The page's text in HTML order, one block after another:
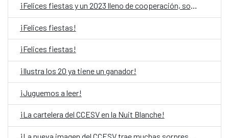
¡Felices fiestas y un 2023 lleno de cooperación, solidaridad y cultura!
¡Felices fiestas!
¡Felices fiestas!
¡Ilustra los 20 ya tiene un ganador!
¡Juguemos a leer!
¡La cartelera del CCESV en la Nuit Blanche!